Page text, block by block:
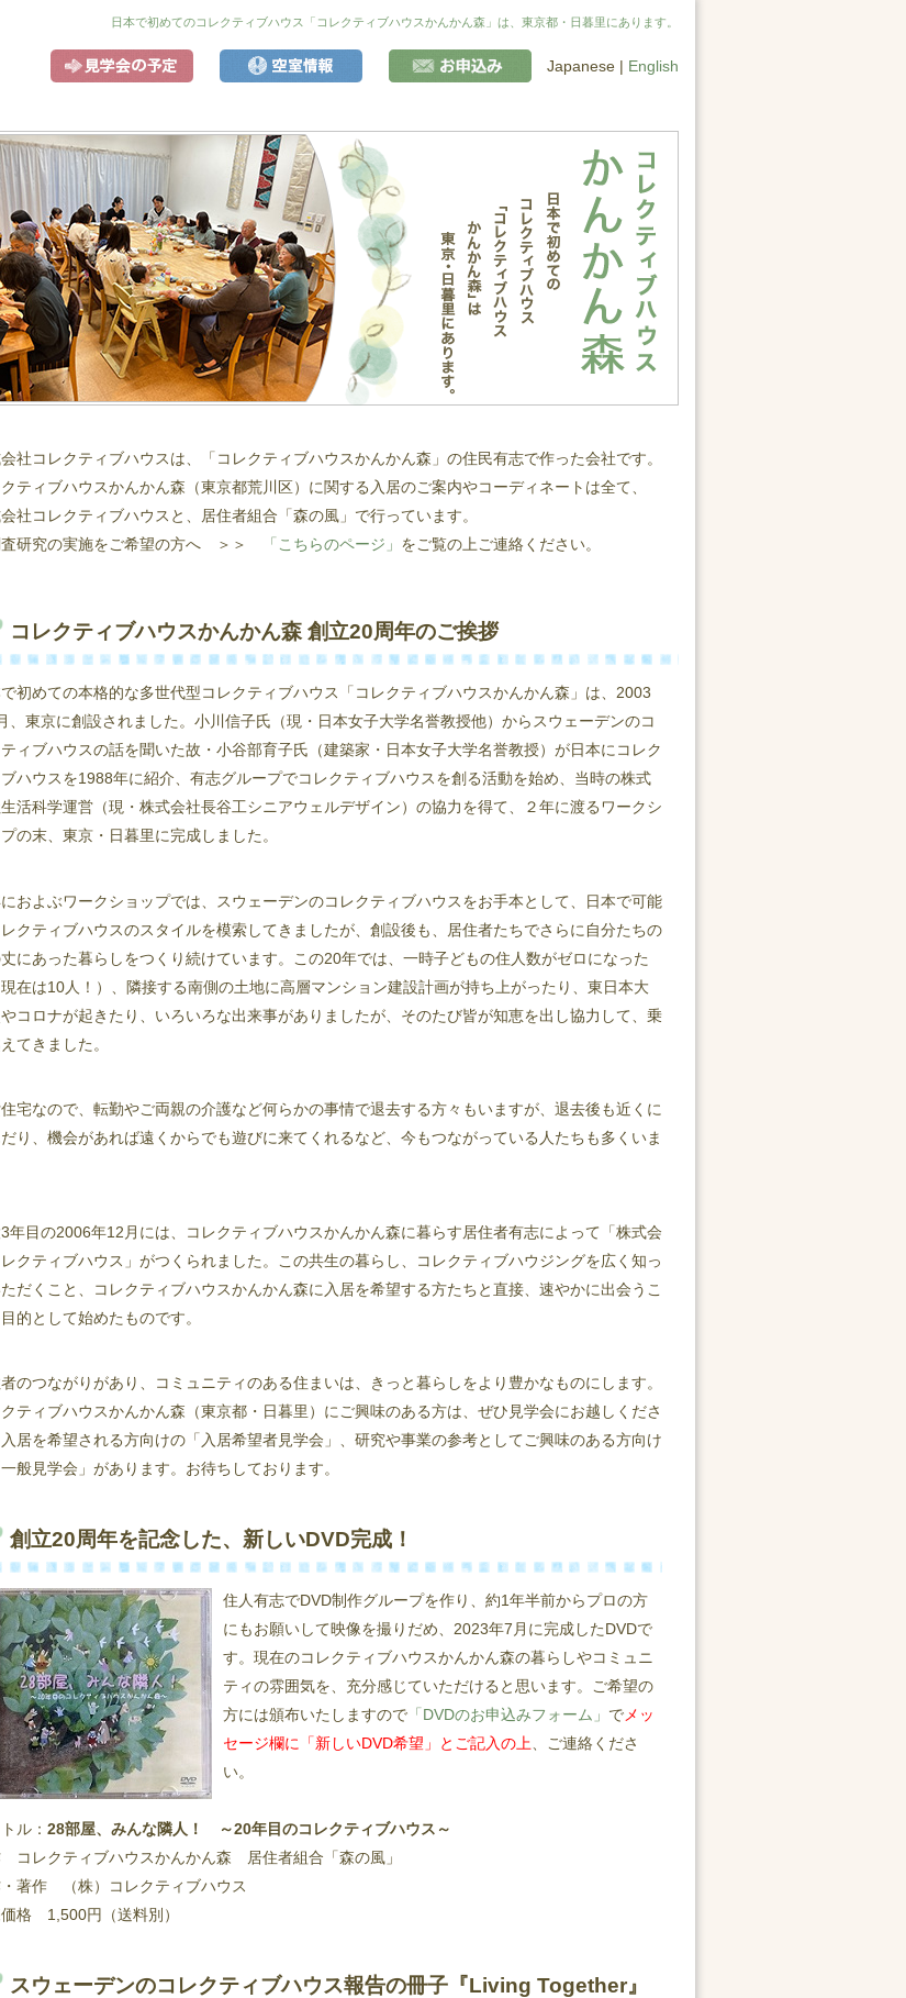
日本で初めてのコレクティブハウス「コレクティブハウスかんかん森」は、東京都・日暮里にあります。
ブハウス 見学会の予定 空室情報 お申込み
Japanese | English
社コレクティブハウスは、「コレクティブハウスかんかん森」の住民有志で作った会社です。
ティブハウスかんかん森（東京都荒川区）に関する入居のご案内やコーディネートは全て、
社コレクティブハウスと、居住者組合「森の風」で行っています。
研究の実施をご希望の方へ ＞＞
「こちらのページ」 をご覧の上ご連絡ください。
コレクティブハウスかんかん森 創立20周年のご挨拶
で初めての本格的な多世代型コレクティブハウス「コレクティブハウスかんかん森」は、2003
、東京に創設されました。小川信子氏（現・日本女子大学名誉教授他）からスウェーデンのコ
ィブハウスの話を聞いた故・小谷部育子氏（建築家・日本女子大学名誉教授）が日本にコレク
ハウスを1988年に紹介、有志グループでコレクティブハウスを創る活動を始め、当時の株式
活科学運営（現・株式会社長谷工シニアウェルデザイン）の協力を得て、２年に渡るワークシ
プの末、東京・日暮里に完成しました。
におよぶワークショップでは、スウェーデンのコレクティブハウスをお手本として、日本で可能
クティブハウスのスタイルを模索してきましたが、創設後も、居住者たちでさらに自分たちの
にあった暮らしをつくり続けています。この20年では、一時子どもの住人数がゼロになった
現在は10人！）、隣接する南側の土地に高層マンション建設計画が持ち上がったり、東日本大
コロナが起きたり、いろいろな出来事がありましたが、そのたび皆が知恵を出し協力して、乗
てきました。
宅なので、転勤やご両親の介護など何らかの事情で退去する方々もいますが、退去後も近くに
り、機会があれば遠くからでも遊びに来てくれるなど、今もつながっている人たちも多くいま
年目の2006年12月には、コレクティブハウスかんかん森に暮らす居住者有志によって「株式会
クティブハウス」がつくられました。この共生の暮らし、コレクティブハウジングを広く知っ
だくこと、コレクティブハウスかんかん森に入居を希望する方たちと直接、速やかに出会うこ
的として始めたものです。
のつながりがあり、コミュニティのある住まいは、きっと暮らしをより豊かなものにします。
ティブハウスかんかん森（東京都・日暮里）にご興味のある方は、ぜひ見学会にお越しくださ
居を希望される方向けの「入居希望者見学会」、研究や事業の参考としてご興味のある方向け
一般見学会」があります。お待ちしております。
創立20周年を記念した、新しいDVD完成！
住人有志でDVD制作グループを作り、約1年半前からプロの方
にもお願いして映像を撮りだめ、2023年7月に完成したDVDで
す。現在のコレクティブハウスかんかん森の暮らしやコミュニ
ティの雰囲気を、充分感じていただけると思います。ご希望の
方には頒布いたしますので 「DVDのお申込みフォーム」 で メッ
セージ欄に「新しいDVD希望」とご記入の上 、ご連絡くださ
い。
ル： 28部屋、みんな隣人！ ～20年目のコレクティブハウス～
コレクティブハウスかんかん森 居住者組合「森の風」
著作 （株）コレクティブハウス
格 1,500円（送料別）
スウェーデンのコレクティブハウス報告の冊子『Living Together』